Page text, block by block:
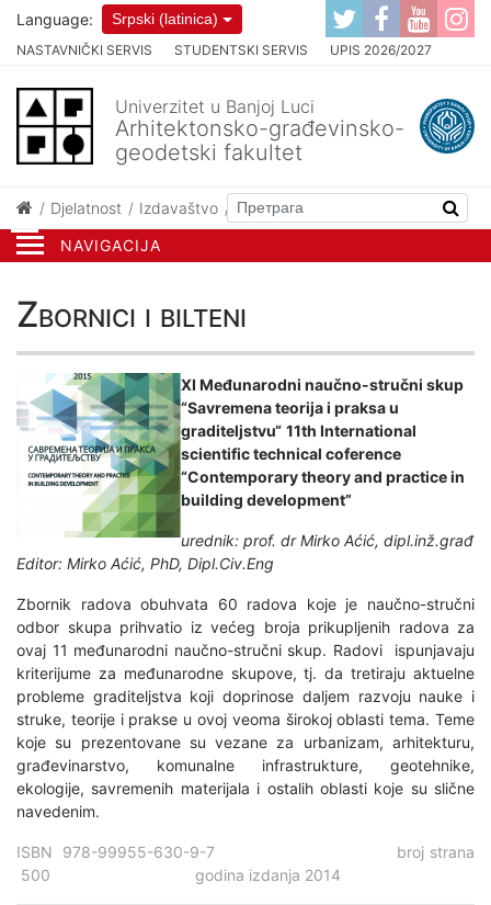
NAVIGACIJA
NASTAVNIČKI SERVIS STUDENTSKI SERVIS UPIS 2026/2027
Language: Srpski (latinica)
Univerzitet u Banjoj Luci
Arhitektonsko-građevinsko-
geodetski fakultet
Djelatnost Izdavaštvo Zbornici i bilteni
Zbornici i bilteni
XI Međunarodni naučno-stručni skup
“Savremena teorija i praksa u
graditeljstvu“ 11th International
scientific technical coference
“Contemporary theory and practice in
building development”
urednik: prof. dr Mirko Aćić, dipl.inž.građ
Editor: Mirko Aćić, PhD, Dipl.Civ.Eng
Zbornik radova obuhvata 60 radova koje je naučno-stručni
odbor skupa prihvatio iz većeg broja prikupljenih radova za
ovaj 11 međunarodni naučno-stručni skup. Radovi ispunjavaju
kriterijume za međunarodne skupove, tj. da tretiraju aktuelne
probleme graditeljstva koji doprinose daljem razvoju nauke i
struke, teorije i prakse u ovoj veoma širokoj oblasti tema. Teme
koje su prezentovane su vezane za urbanizam, arhitekturu,
građevinarstvo, komunalne infrastrukture, geotehnike,
ekologije, savremenih materijala i ostalih oblasti koje su slične
navedenim.
ISBN 978-99955-630-9-7 broj strana
500 godina izdanja 2014